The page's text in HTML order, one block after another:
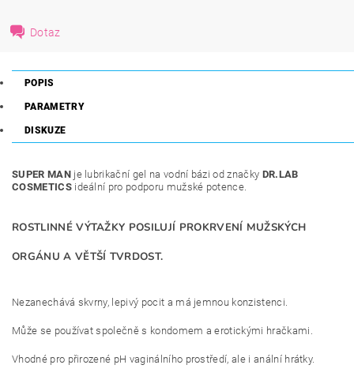
Dotaz
POPIS
PARAMETRY
DISKUZE
SUPER MAN je lubrikační gel na vodní bázi od značky DR.LAB
COSMETICS ideální pro podporu mužské potence.
ROSTLINNÉ VÝTAŽKY POSILUJÍ PROKRVENÍ MUŽSKÝCH
ORGÁNU A VĚTŠÍ TVRDOST.
Nezanechává skvrny, lepivý pocit a má jemnou konzistenci.
Může se používat společně s kondomem a erotickými hračkami.
Vhodné pro přirozené pH vaginálního prostředí, ale i anální hrátky.